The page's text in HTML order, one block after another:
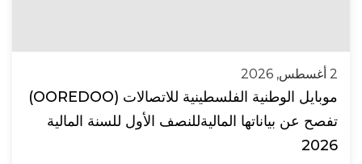
2 أغسطس, 2026
موبايل الوطنية الفلسطينية للاتصالات (OOREDOO)
تفصح عن بياناتها الماليةللنصف الأول للسنة المالية
2026